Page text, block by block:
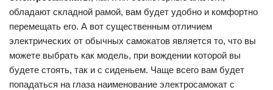
обладают складной рамой, вам будет удобно и комфортно
перемещать его. А вот существенным отличием
электрических от обычных самокатов является то, что вы
можете выбрать как модель, при вождении которой вы
будете стоять, так и с сиденьем. Чаще всего вам будет
попадаться на глаза наименование электросамокат с